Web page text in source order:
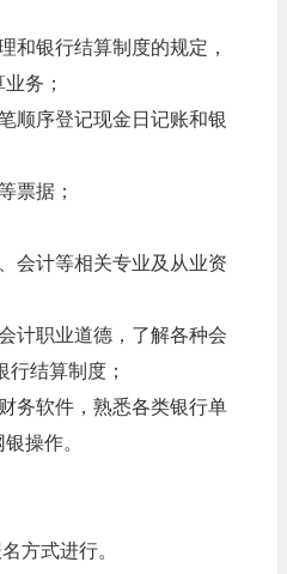
和银行结算制度的规定，
务；
顺序登记现金日记账和银
票据；
会计等相关专业及从业资
计职业道德，了解各种会
结算制度；
务软件，熟悉各类银行单
操作。
方式进行。